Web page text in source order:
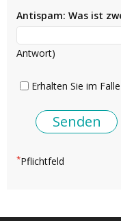
Antispam: Was ist
Antwort)
Erhalten Sie im
*Pflichtfeld